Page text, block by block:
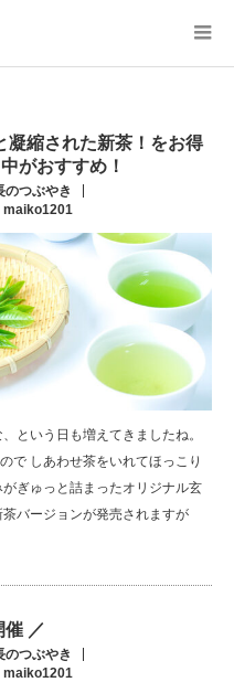
凝縮された新茶！をお得
がおすすめ！
のつぶやき
maiko1201
という日も増えてきましたね。
で しあわせ茶をいれてほっこり
ぎゅっと詰まったオリジナル玄
バージョンが発売されますが
催 ／
のつぶやき
maiko1201